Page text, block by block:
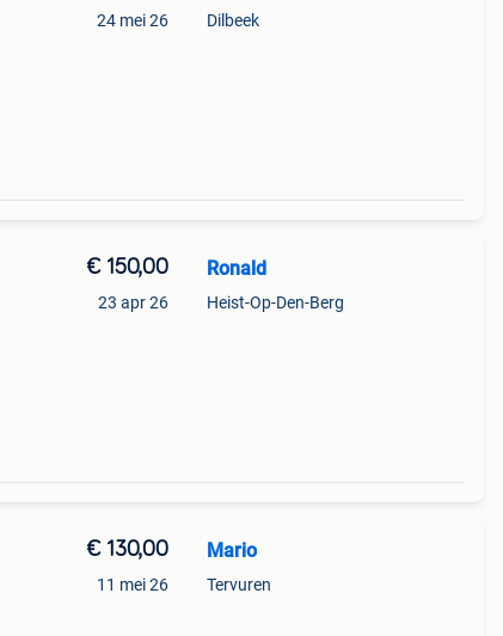
24 mei 26 Dilbeek
€ 150,00
23 apr 26
Ronald
Heist-Op-Den-Berg
€ 130,00
11 mei 26
Mario
Tervuren